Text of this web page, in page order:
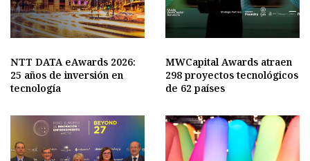
NTT DATA eAwards 2026:
25 años de inversión en
tecnología
MWCapital Awards atraen
298 proyectos tecnológicos
de 62 países